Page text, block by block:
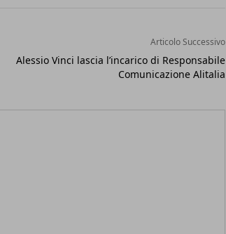
Articolo Successivo
Alessio Vinci lascia l’incarico di Responsabile
Comunicazione Alitalia